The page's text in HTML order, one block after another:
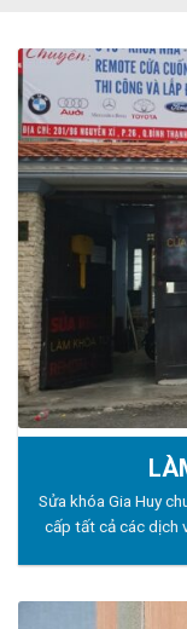
Sửa khóa Gia Huy
cấp tất cả các dịch